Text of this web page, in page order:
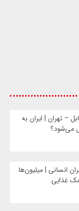
– تهران | ایران به
می‌شود؟
انسانی | میلیون‌ها
غذایی